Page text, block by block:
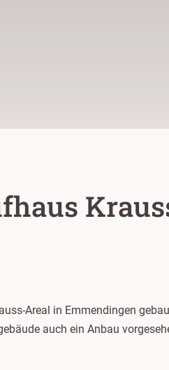
Areal in Emmendingen
auch ein Anbau